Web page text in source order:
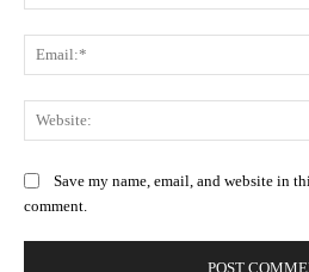
Save my name, email, and website in
comment.